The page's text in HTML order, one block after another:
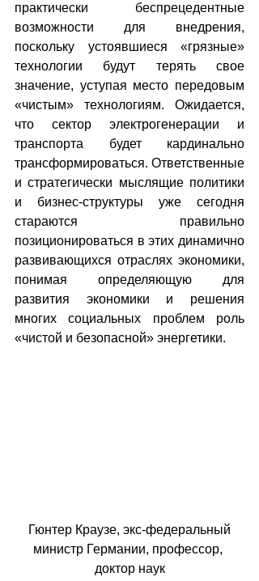
практически беспрецедентные
возможности для внедрения,
поскольку устоявшиеся «грязные»
технологии будут терять свое
значение, уступая место передовым
«чистым» технологиям. Ожидается,
что сектор электрогенерации и
транспорта будет кардинально
трансформироваться. Ответственные
и стратегически мыслящие политики
и бизнес-структуры уже сегодня
стараются правильно
позиционироваться в этих динамично
развивающихся отраслях экономики,
понимая определяющую для
развития экономики и решения
многих социальных проблем роль
«чистой и безопасной» энергетики.
министр Германии, профессор,
доктор наук